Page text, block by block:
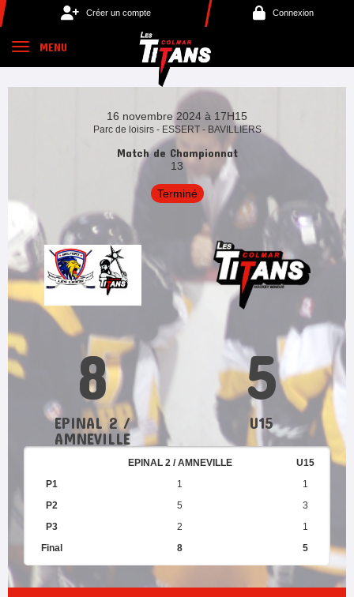
Créer un compte Connexion
MENU
16 novembre 2024 à 17H15
Parc de loisirs - ESSERT - BAVILLIERS
Match de Championnat
13
Terminé
8 5
EPINAL 2 /
AMNEVILLE
U15
EPINAL 2 / AMNEVILLE
U15
P1
1
1
P2
5
3
P3
2
1
Final
8 5
Panneau de gestion des cookies